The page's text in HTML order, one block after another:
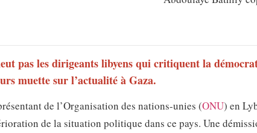
pas les dirigeants libyens qui critiquent la
muette sur l’actualité à Gaza.
de l’Organisation des nations-unies (ONU) en
de la situation politique dans ce pays. Une